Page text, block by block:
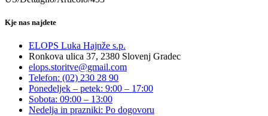
Kje nas najdete
ELOPS Luka Hajnže s.p.
Ronkova ulica 37, 2380 Slovenj Gradec
elops.storitve@gmail.com
Telefon: (02) 230 28 90
Ponedeljek – petek: 9:00 – 17:00
Sobota: 09:00 – 13:00
Nedelja in prazniki: Po dogovoru